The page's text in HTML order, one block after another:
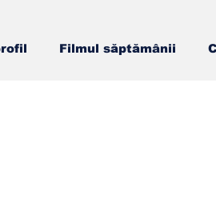
Filmul săptămânii